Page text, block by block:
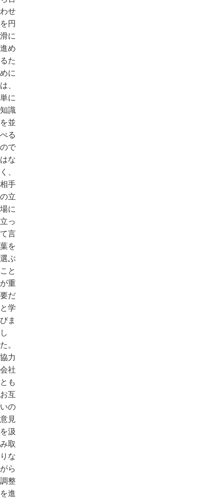
わせ
を円
滑に
進め
るた
めに
は、
単に
知識
を並
べる
ので
はな
く、
相手
の立
場に
立っ
て言
葉を
選ぶ
こと
が重
要だ
と学
びま
し
た。
協力
会社
とも
お互
いの
意見
を汲
み取
りな
がら
調整
を進